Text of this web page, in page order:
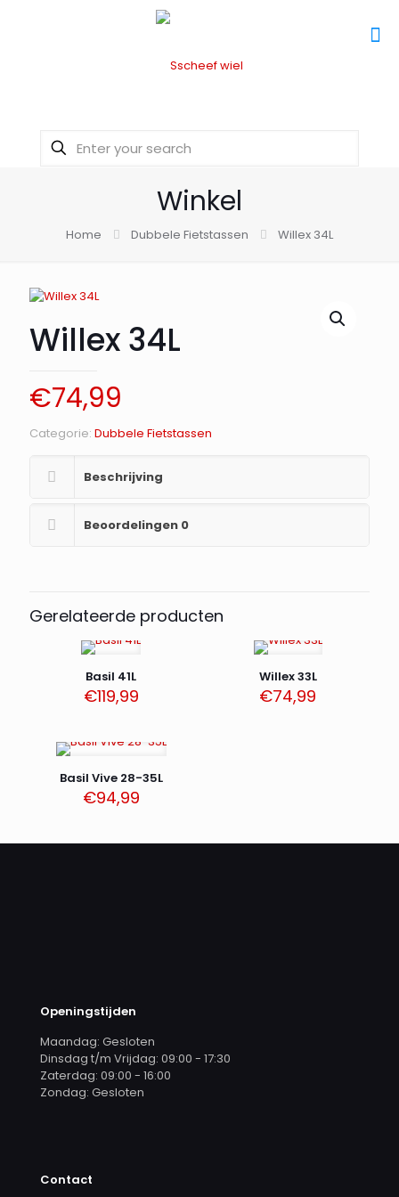
Winkel
Home Dubbele Fietstassen Willex 34L
Willex 34L
€74,99
Categorie: Dubbele Fietstassen
Beschrijving
Beoordelingen 0
Gerelateerde producten
Basil 41L
€119,99
Willex 33L
€74,99
Basil Vive 28-35L
€94,99
Openingstijden
Maandag: Gesloten
Dinsdag t/m Vrijdag: 09:00 - 17:30
Zaterdag: 09:00 - 16:00
Zondag: Gesloten
Contact